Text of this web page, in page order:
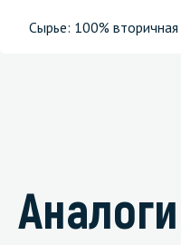
Сырье: 100%
Аналоги